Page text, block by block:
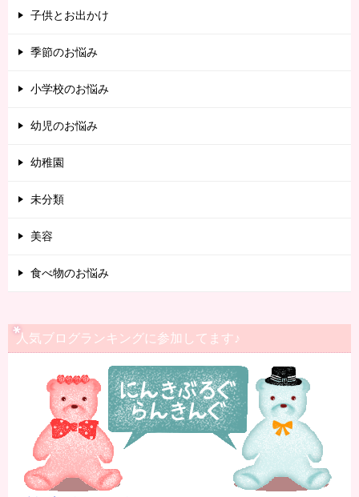
子供とお出かけ
季節のお悩み
小学校のお悩み
幼児のお悩み
幼稚園
未分類
美容
食べ物のお悩み
人気ブログランキングに参加してます♪